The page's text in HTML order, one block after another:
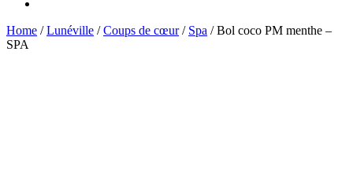
Home /Lunéville /Coups de cœur/ Spa / Bol coco PM menthe –
SPA